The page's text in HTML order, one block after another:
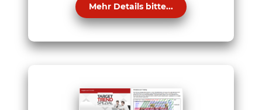
Mehr Details bitte...